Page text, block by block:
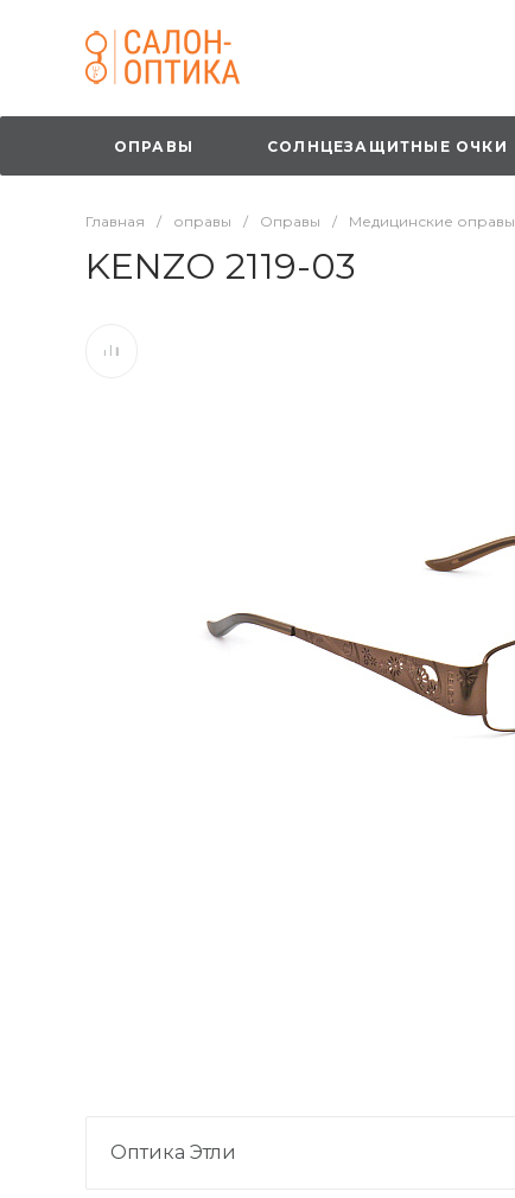
ОПРАВЫ СОЛНЦЕЗАЩИТНЫЕ ОЧКИ
Главная / оправы / Оправы / Медицинские оправы
KENZO 2119-03
Оптика Этли